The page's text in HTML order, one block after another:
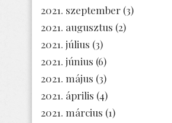
2021. szeptember (3)
2021. augusztus (2)
2021. július (3)
2021. június (6)
2021. május (3)
2021. április (4)
2021. március (1)